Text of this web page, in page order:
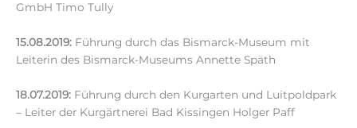
GmbH Timo Tully
15.08.2019: Führung durch das Bismarck-Museum mit
Leiterin des Bismarck-Museums Annette Späth
18.07.2019: Führung durch den Kurgarten und Luitpoldpark
– Leiter der Kurgärtnerei Bad Kissingen Holger Paff